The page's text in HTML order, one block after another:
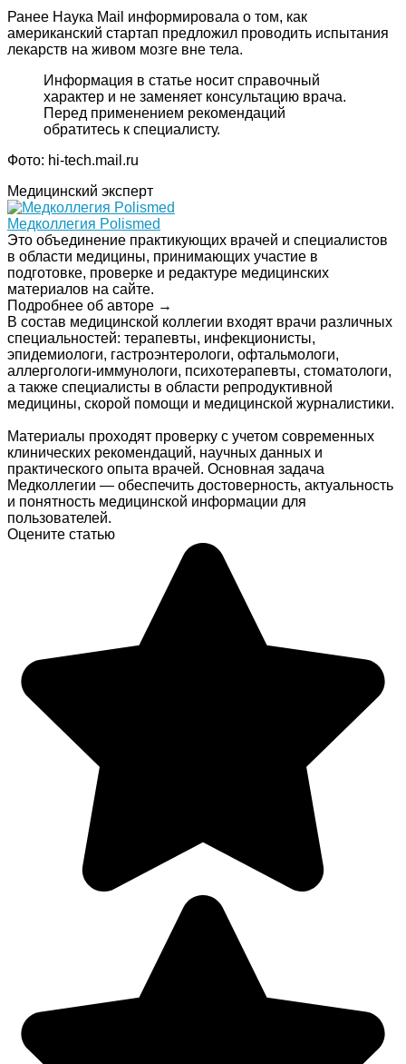
Ранее Наука Mail информировала о том, как
американский стартап предложил проводить испытания
лекарств на живом мозге вне тела.
Информация в статье носит справочный
характер и не заменяет консультацию врача.
Перед применением рекомендаций
обратитесь к специалисту.
Фото: hi-tech.mail.ru
Медицинский эксперт
Медколлегия Polismed
Это объединение практикующих врачей и специалистов
в области медицины, принимающих участие в
подготовке, проверке и редактуре медицинских
материалов на сайте.
Подробнее об авторе →
В состав медицинской коллегии входят врачи различных
специальностей: терапевты, инфекционисты,
эпидемиологи, гастроэнтерологи, офтальмологи,
аллергологи-иммунологи, психотерапевты, стоматологи,
а также специалисты в области репродуктивной
медицины, скорой помощи и медицинской журналистики.
Материалы проходят проверку с учетом современных
клинических рекомендаций, научных данных и
практического опыта врачей. Основная задача
Медколлегии — обеспечить достоверность, актуальность
и понятность медицинской информации для
пользователей.
Оцените статью